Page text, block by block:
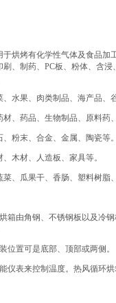
于烘烤有化学性气体及食品加
刷、制药、PC板、粉体、含
、水果、肉类制品、海产品、
材、药品、生物制品、原料
、粉末、合金、金属、陶瓷等‌
木材、人造板、家具等‌。
菜、瓜果干、香肠、塑料树脂
箱由角钢、不锈钢板以及冷
位置可是底部、顶部或两侧。
仪表来控制温度。热风循环